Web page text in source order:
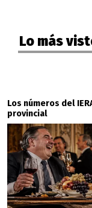
Lo más
Los números del
provincial